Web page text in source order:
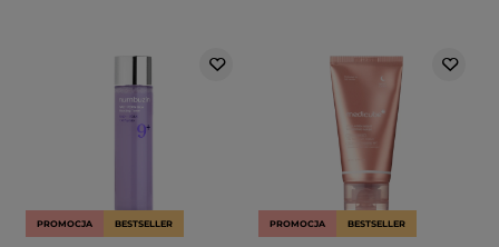
PROMOCJA BESTSELLER PROMOCJA BESTSELLER